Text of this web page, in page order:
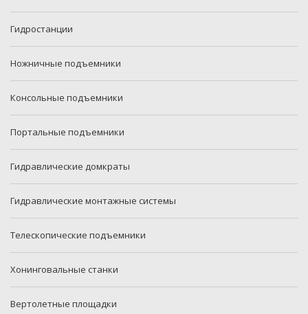
Гидростанции
Ножничные подъемники
Консольные подъемники
Портальные подъемники
Гидравлические домкраты
Гидравлические монтажные системы
Телескопические подъемники
Хонинговальные станки
Вертолетные площадки